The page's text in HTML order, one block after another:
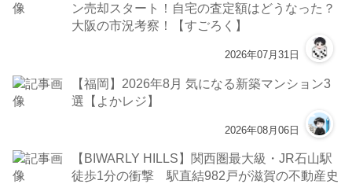
ン売却スタート！自宅の査定額はどうなった？
大阪の市況考察！【すごろく】
2026年07月31日
【福岡】2026年8月 気になる新築マンション3
選【よかレジ】
2026年08月06日
【BIWARLY HILLS】関西圏最大級・JR石山駅
徒歩1分の衝撃 駅直結982戸が滋賀の不動産史